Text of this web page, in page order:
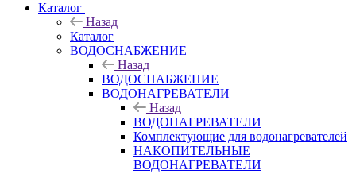
Каталог
Назад
Каталог
ВОДОСНАБЖЕНИЕ
Назад
ВОДОСНАБЖЕНИЕ
ВОДОНАГРЕВАТЕЛИ
Назад
ВОДОНАГРЕВАТЕЛИ
Комплектующие для водонагревателей
НАКОПИТЕЛЬНЫЕ
ВОДОНАГРЕВАТЕЛИ